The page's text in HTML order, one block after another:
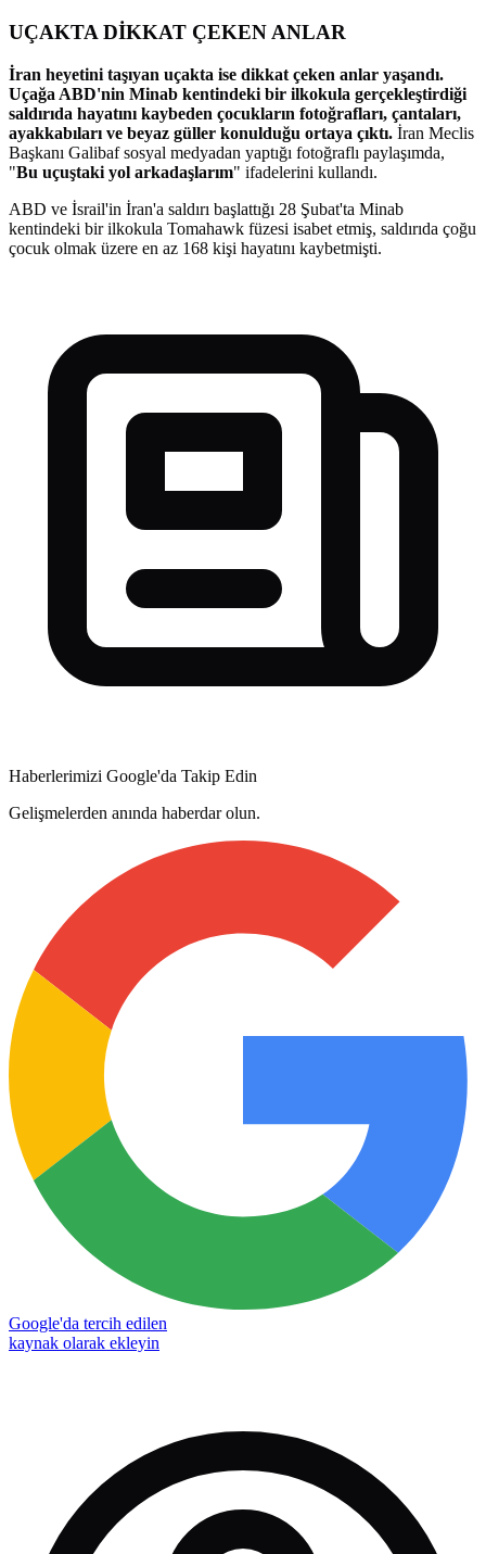
UÇAKTA DİKKAT ÇEKEN ANLAR
İran heyetini taşıyan uçakta ise dikkat çeken anlar yaşandı.
Uçağa ABD'nin Minab kentindeki bir ilkokula gerçekleştirdiği
saldırıda hayatını kaybeden çocukların fotoğrafları, çantaları,
ayakkabıları ve beyaz güller konulduğu ortaya çıktı. İran Meclis
Başkanı Galibaf sosyal medyadan yaptığı fotoğraflı paylaşımda,
"Bu uçuştaki yol arkadaşlarım" ifadelerini kullandı.
ABD ve İsrail'in İran'a saldırı başlattığı 28 Şubat'ta Minab
kentindeki bir ilkokula Tomahawk füzesi isabet etmiş, saldırıda çoğu
çocuk olmak üzere en az 168 kişi hayatını kaybetmişti.
Haberlerimizi Google'da Takip Edin
Gelişmelerden anında haberdar olun.
Google'da tercih edilen
kaynak olarak ekleyin